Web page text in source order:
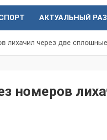
АКТУАЛЬНЫЙ
лихачил через две
номеров